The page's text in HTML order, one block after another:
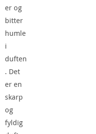
er og
bitter
humle
i
duften
. Det
er en
skarp
og
fyldig